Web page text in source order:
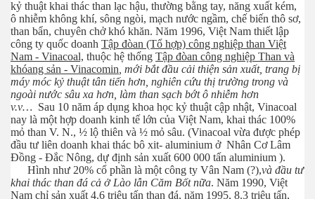
kỷ thuật khai thác than lạc hậu, thường bằng tay, năng xuất kém,
ô nhiễm không khí, sông ngòi, mạch nước ngầm, chế biến thô sơ,
than bẩn, chuyên chở khó khăn. Năm 1996, Việt Nam thiết lập
công ty quốc doanh Tập đòan (Tổ hợp) công nghiệp than Việt
Nam - Vinacoal, thuộc hệ thống Tập đòan công nghiệp Than và
khóang sản - Vinacomin, mới bắt đầu cải thiện sản xuất, trang bị
máy móc kỷ thuật tân tiến hơn, nghiên cứu thị trường trong và
ngoài nước sâu xa hơn, làm than sạch bớt ô nhiễm hơn
v.v… Sau 10 năm áp dụng khoa học kỷ thuật cập nhật, Vinacoal
nay là một hợp doanh kinh tế lớn của Việt Nam, khai thác 100%
mỏ than V. N., ½ lộ thiên và ½ mỏ sâu. (Vinacoal vừa được phép
đầu tư liên doanh khai thác bô xit- aluminium ở Nhân Cơ Lâm
Đồng - Đắc Nông, dự định sản xuất 600 000 tấn aluminium ).
Hình như 20% cổ phần là một công ty Vân Nam (?),và đầu tư
khai thác than đá cả ở Lào lẫn Căm Bốt nữa. Năm 1990, Việt
Nam chỉ sản xuất 4.6 triệu tấn than đá, năm 1995, 8.3 triệu tấn,